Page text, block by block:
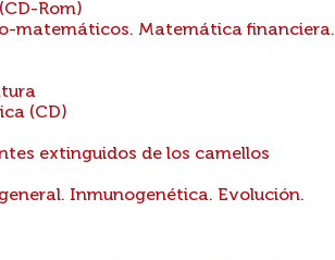
Rom)
matemáticos. Matemática financiera.
(CD)
extinguidos de los camellos
Inmunogenética. Evolución.